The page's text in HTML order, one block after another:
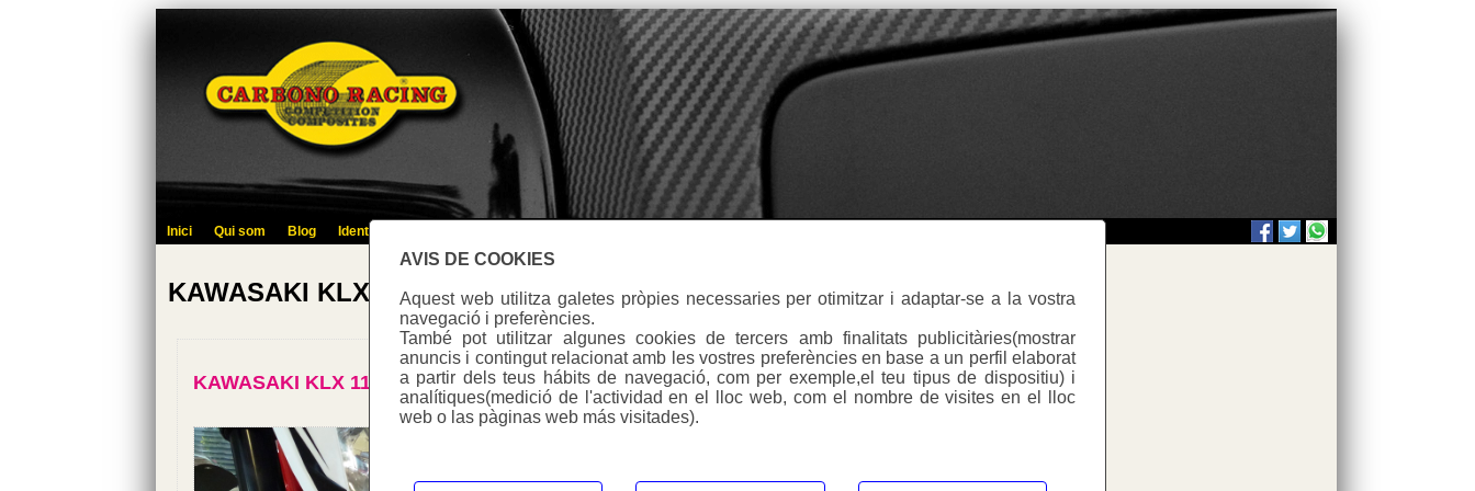
AVIS DE COOKIES
Aquest web utilitza galetes pròpies necessaries per otimitzar i adaptar-se a la vostra
navegació i preferències.
També pot utilitzar algunes cookies de tercers amb finalitats publicitàries(mostrar
anuncis i contingut relacionat amb les vostres preferències en base a un perfil elaborat
a partir dels teus hábits de navegació, com per exemple,el teu tipus de dispositiu) i
analítiques(medició de l'actividad en el lloc web, com el nombre de visites en el lloc
web o las pàginas web más visitades).
Inici Qui som Blog Identifica't
KAWASAKI KLX
KAWASAKI KLX 110 KAWASAKI KLX 125 D